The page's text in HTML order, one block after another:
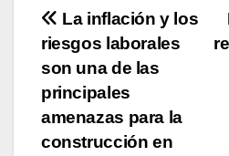
Navegación
de
entradas
La inflación y los
riesgos laborales
son una de las
principales
amenazas para la
construcción en